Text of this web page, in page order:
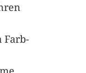
Farb-